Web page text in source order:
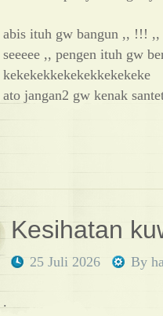
abis ituh gw bangun ,, !!! ,,
seeeee ,, pengen ituh gw
kekekekkekekekkekekeke
ato jangan2 gw kenak
Kesihatan
25 Juli 2026 By
.